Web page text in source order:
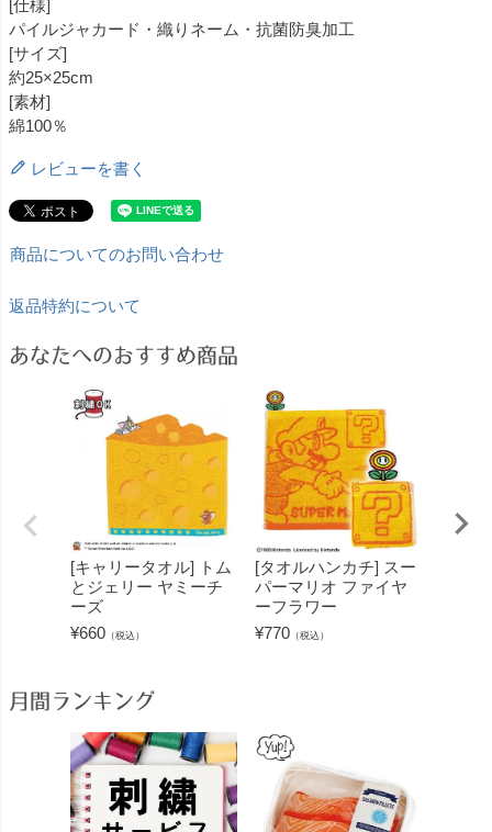
[仕様]
パイルジャカード・織りネーム・抗菌防臭加工
[サイズ]
約25×25cm
[素材]
綿100％
レビューを書く
商品についてのお問い合わせ
返品特約について
あなたへのおすすめ商品
[キャリータオル] トム
とジェリー ヤミーチ
ーズ
¥660 （税込）
[タオルハンカチ] スー
パーマリオ ファイヤ
ーフラワー
¥770 （税込）
月間ランキング